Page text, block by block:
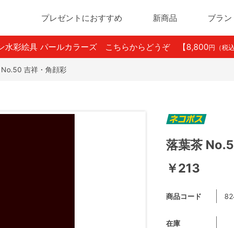
プレゼントにおすすめ 新商品 ブラン
水彩絵具 パールカラーズ こちらからどうぞ 【8,800 円（税
吉祥・角顔彩
落葉茶
￥213
商品コード
在庫